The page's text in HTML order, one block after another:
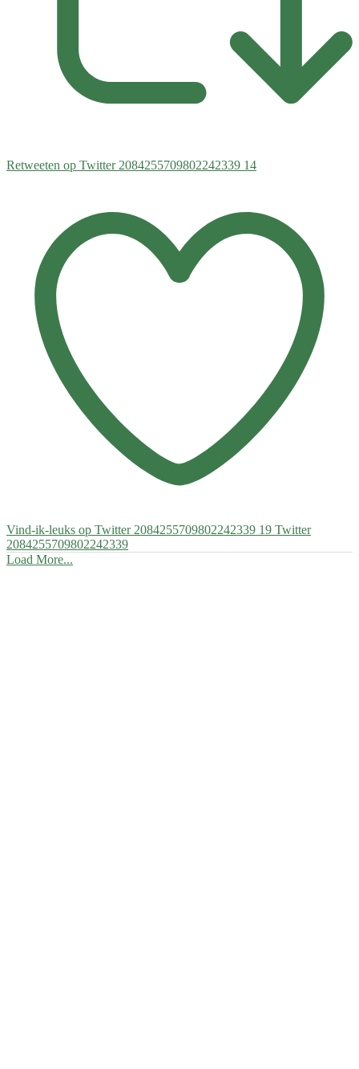
Retweeten op Twitter 2084255709802242339 14
Vind-ik-leuks op Twitter 2084255709802242339 19 Twitter
2084255709802242339
Load More...